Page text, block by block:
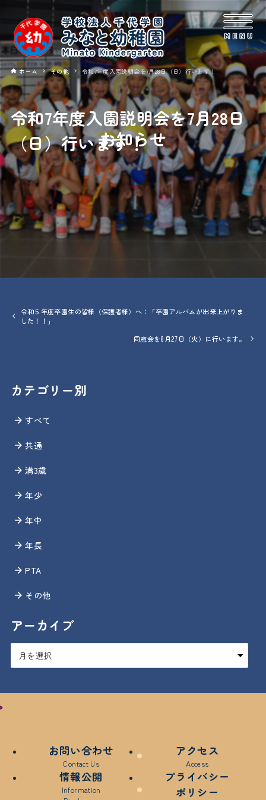
お知らせ
ホーム その他 令和7年度入園説明会を7月28日（日）行います！
令和7年度入園説明会を7月28日
（日）行います！
2024年06月24日 その他
令和7年度入園説明会を7月28日（日）午前10時45分～12時まで
当園ホールにて行います。
令和５年度卒園生の皆様（保護者様）へ：「卒園アルバムが出来上がりま
した！！」
同窓会を8月27日（火）に行います。
カテゴリー別
すべて
共通
満3歳
年少
年中
年長
PTA
その他
アーカイブ
お問い合わせ
Contact Us
アクセス
Access
情報公開
Information
プライバシー
ポリシー